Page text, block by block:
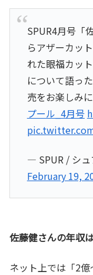
SPUR4月号「
らアザーカッ
れた眼福カッ
について語っ
売をお楽しみに
プール_4月号
— SPUR / シュ
February 19,
佐藤健さんの年収
ネット上では「2